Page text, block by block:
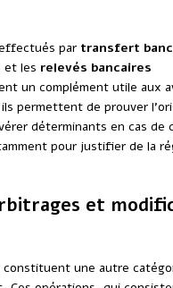
par transfert
et les relevés bancaires
un complément utile aux
permettent de prouver
déterminants en cas de
pour justifier de la
et
constituent une autre